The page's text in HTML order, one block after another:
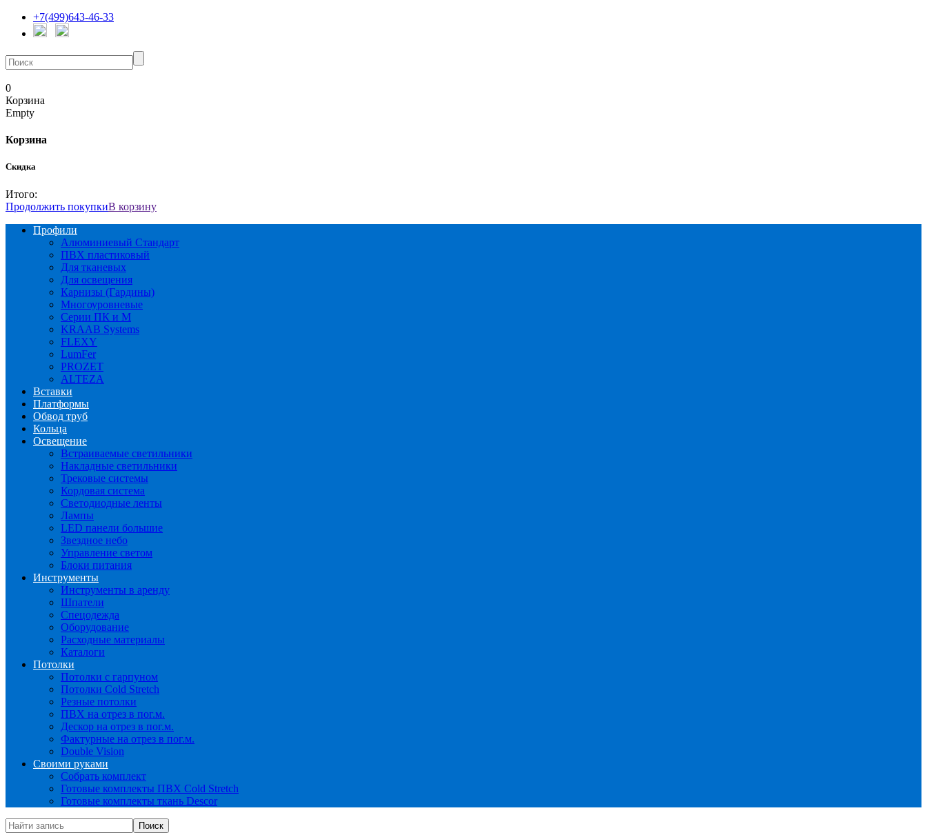
+7(499)643-46-33
0
Корзина
Empty
Корзина
Скидка
Итого:
Продолжить покупкиВ корзину
Профили
Алюминиевый Стандарт
ПВХ пластиковый
Для тканевых
Для освещения
Карнизы (Гардины)
Многоуровневые
Серии ПК и М
KRAAB Systems
FLEXY
LumFer
PROZET
ALTEZA
Вставки
Платформы
Обвод труб
Кольца
Освещение
Встраиваемые светильники
Накладные светильники
Трековые системы
Кордовая система
Светодиодные ленты
Лампы
LED панели большие
Звездное небо
Управление светом
Блоки питания
Инструменты
Инструменты в аренду
Шпатели
Спецодежда
Оборудование
Расходные материалы
Каталоги
Потолки
Потолки с гарпуном
Потолки Cold Stretch
Резные потолки
ПВХ на отрез в пог.м.
Дескор на отрез в пог.м.
Фактурные на отрез в пог.м.
Double Vision
Своими руками
Собрать комплект
Готовые комплекты ПВХ Cold Stretch
Готовые комплекты ткань Descor